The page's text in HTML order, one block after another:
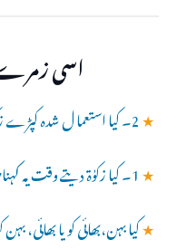
اسی
★2۔ کیا استعما ل شدہ کپڑے زکوۃ میں دے سکتے ہیں ؟؟
★1۔ کیا زکوٰۃ دیتے وقت یہ کہناضروری ہے کہ رقم زکوٰۃ کی ہے ؟؟
★کیا بہن،بھائی کو یا بھائی،